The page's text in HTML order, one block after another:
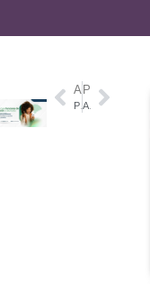
ANTERIOR
Primeiro-ministro do Reino Unido anuncia que vai renunciar
PRÓXIMO
Agenda cultural do Amazonas: confira os eventos que ocorrem de 22 a 28 de junho de 2026